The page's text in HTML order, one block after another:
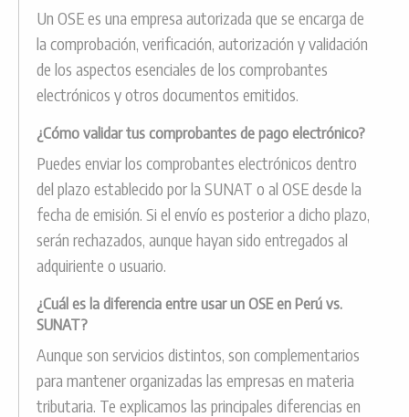
Un OSE es una empresa autorizada que se encarga de
la comprobación, verificación, autorización y validación
de los aspectos esenciales de los comprobantes
electrónicos y otros documentos emitidos.
¿Cómo validar tus comprobantes de pago electrónico?
Puedes enviar los comprobantes electrónicos dentro
del plazo establecido por la SUNAT o al OSE desde la
fecha de emisión. Si el envío es posterior a dicho plazo,
serán rechazados, aunque hayan sido entregados al
adquiriente o usuario.
¿Cuál es la diferencia entre usar un OSE en Perú vs.
SUNAT?
Aunque son servicios distintos, son complementarios
para mantener organizadas las empresas en materia
tributaria. Te explicamos las principales diferencias en